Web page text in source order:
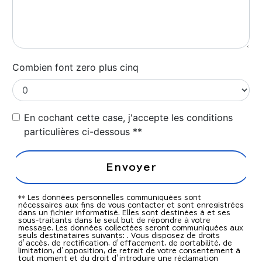
Combien font zero plus cinq
En cochant cette case, j'accepte les conditions
particulières ci-dessous **
Envoyer
** Les données personnelles communiquées sont
nécessaires aux fins de vous contacter et sont enregistrées
dans un fichier informatisé. Elles sont destinées à et ses
sous-traitants dans le seul but de répondre à votre
message. Les données collectées seront communiquées aux
seuls destinataires suivants: . Vous disposez de droits
d’accès, de rectification, d’effacement, de portabilité, de
limitation, d’opposition, de retrait de votre consentement à
tout moment et du droit d’introduire une réclamation